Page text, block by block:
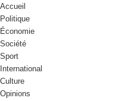
Accueil
Politique
Économie
Société
Sport
International
Culture
Opinions